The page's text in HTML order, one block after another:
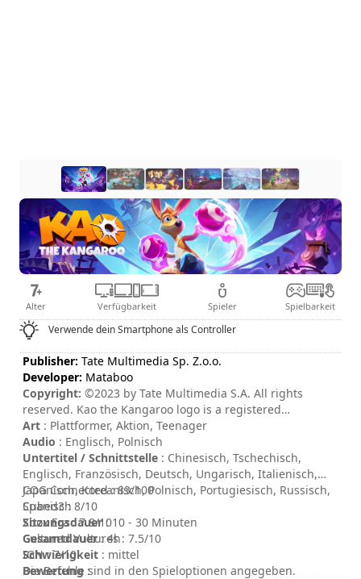
Alter Verfügbarkeit Spieler Spielbarkeit
Verwende dein Smartphone als Controller
Publisher: Tate Multimedia Sp. Z.o.o.
Developer: Mataboo
Copyright: ©2023 by Tate Multimedia S.A. All rights
reserved. Kao the Kangaroo logo is a registered
Trademark of Tate Multimedia S.A
Art : Plattformer, Aktion, Teenager
Audio : Englisch, Polnisch
Untertitel / Schnittstelle : Chinesisch, Tschechisch,
Englisch, Französisch, Deutsch, Ungarisch, Italienisch,
Japanisch, Koreanisch, Polnisch, Portugiesisch, Russisch,
Spanisch
Sitzungsdauer: 10 - 30 Minuten
Gesamtdauer: 4h
Schwierigkeit : mittel
Bewertung:
COG Connected : 83/100
Cubed3 : 8/10
Xbox Era : 7.8/10
Cultured Vultures : 7.5/10
IGN : 7/10
Die Befehle sind in den Spieloptionen angegeben.